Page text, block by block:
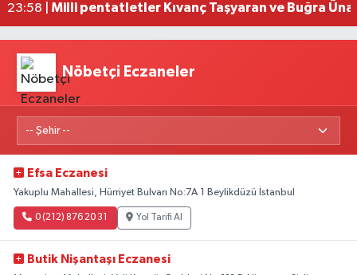
23:58 | Milli pentatletler Kıvanç Taşyaran ve Buğra
Nöbetçi Eczaneler
Efsa Eczanesi
Yakuplu Mahallesi, Hürriyet Bulvarı No:7A 1 Beylikdüzü İstanbul
0 (212) 876 20 31 Yol Tarifi Al
Butik Nişantaşı Eczanesi